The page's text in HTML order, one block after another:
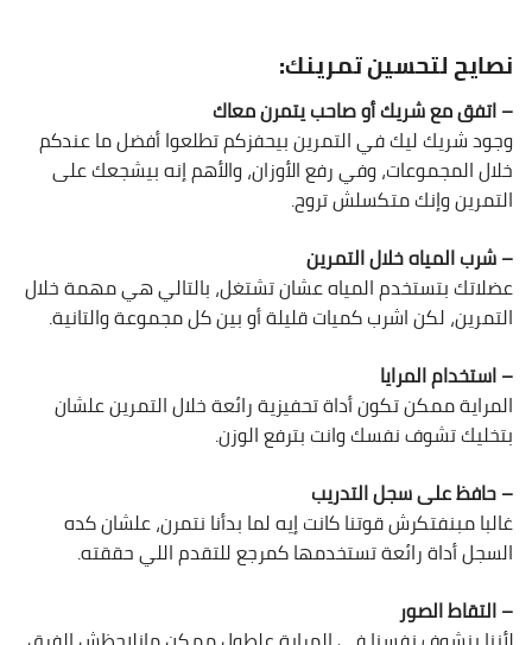
نصايح لتحسين تمرينك:
– اتفق مع شريك أو صاحب يتمرن معاك
وجود شريك ليك في التمرين بيحفزكم تطلعوا أفضل ما عندكم
خلال المجموعات، وفي رفع الأوزان، والأهم إنه بيشجعك على
التمرين وإنك متكسلش تروح.
– شرب المياه خلال التمرين
عضلاتك بتستخدم المياه عشان تشتغل، بالتالي هي مهمة خلال
التمرين، لكن اشرب كميات قليلة أو بين كل مجموعة والتانية.
– استخدام المرايا
المراية ممكن تكون أداة تحفيزية رائعة خلال التمرين علشان
بتخليك تشوف نفسك وانت بترفع الوزن.
– حافظ على سجل التدريب
غالبا مبنفتكرش قوتنا كانت إيه لما بدأنا نتمرن، علشان كده
السجل أداة رائعة تستخدمها كمرجع للتقدم اللي حققته.
– التقاط الصور